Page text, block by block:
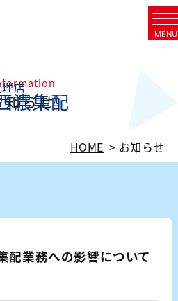
店
濃集配
MENU
知らせ
HOME お知らせ
配業務への影響について